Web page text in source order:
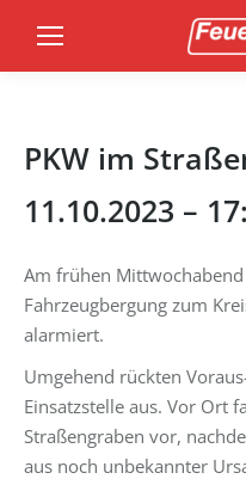
PKW im
11.10.2023 –
Am frühen
Fahrzeugbergung zum
alarmiert.
Umgehend rückten
Einsatzstelle aus. Vor Ort
Straßengraben vor,
aus noch unbekannter